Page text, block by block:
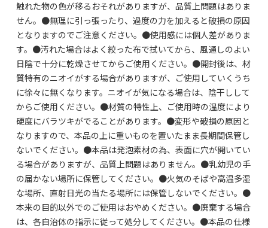
触れた物の色が移るおそれがありますが、品質上問題はありま
せん。●無理に引っ張ったり、過度の力を加えると破損の原因
となりますのでご注意ください。●使用感には個人差がありま
す。●汚れた場合はよく絞った布で拭いてから、風通しのよい
日陰で十分に乾燥させてからご使用ください。●開封後は、材
質特有のニオイがする場合がありますが、ご使用していくうち
に徐々に無くなります。ニオイが気になる場合は、陰干しして
からご使用ください。●材質の特性上、ご使用時の温度により
硬度にバラツキがでることがあります。●変形や破損の原因と
なりますので、本品の上に重いものを置いたまま長期間保管し
ないでください。●本品は発泡素材の為、表面に穴が開いてい
る場合がありますが、品質上問題はありません。●乳幼児の手
の届かない場所に保管してください。●火気のそばや高温多湿
な場所、直射日光の当たる場所には保管しないでください。●
本来の目的以外でのご使用はおやめください。●廃棄する場合
は、各自治体の指示に従って処分してください。●本品の仕様